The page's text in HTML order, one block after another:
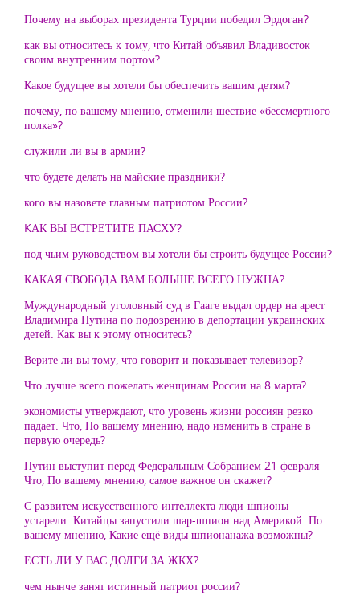
Почему на выборах президента Турции победил Эрдоган?
как вы относитесь к тому, что Китай объявил Владивосток
своим внутренним портом?
Какое будущее вы хотели бы обеспечить вашим детям?
почему, по вашему мнению, отменили шествие «бессмертного
полка»?
служили ли вы в армии?
что будете делать на майские праздники?
кого вы назовете главным патриотом России?
KАК ВЫ ВСТРЕТИТЕ ПАСХУ?
под чьим руководством вы хотели бы строить будущее России?
КАКАЯ СВОБОДА ВАМ БОЛЬШЕ ВСЕГО НУЖНА?
Муждународный уголовный суд в Гааге выдал ордер на арест
Владимира Путина по подозрению в депортации украинских
детей. Как вы к этому относитесь?
Верите ли вы тому, что говорит и показывает телевизор?
Что лучше всего пожелать женщинам России на 8 марта?
экономисты утверждают, что уровень жизни россиян резко
падает. Что, По вашему мнению, надо изменить в стране в
первую очередь?
Путин выступит перед Федеральным Собранием 21 февраля
Что, По вашему мнению, самое важное он скажет?
С развитем искусственного интеллекта люди-шпионы
устарели. Китайцы запустили шар-шпион над Америкой. По
вашему мнению, Какие ещё виды шпионанажа возможны?
ЕСТЬ ЛИ У ВАС ДОЛГИ ЗА ЖКХ?
чем нынче занят истинный патриот россии?